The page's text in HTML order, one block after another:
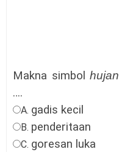
Makna simbolhujan
….
A. gadis kecil
B. penderitaan
C. goresan luka